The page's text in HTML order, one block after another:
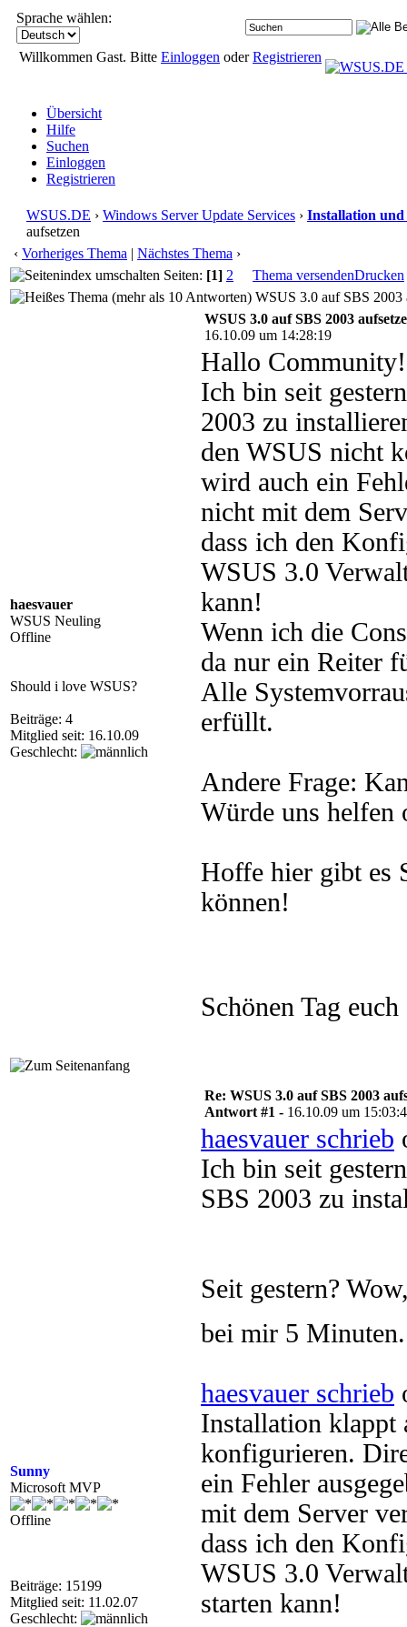
Sprache wählen:
Willkommen Gast. Bitte Einloggen oderRegistrieren
Übersicht
Hilfe
Suchen
Einloggen
Registrieren
WSUS.DE › Windows Server Update Services › Installation
aufsetzen
‹ Vorheriges Thema | Nächstes Thema ›
Seiten: [1] 2 Thema versendenDrucken
WSUS 3.0 auf SBS 2003
haesvauer
WSUS Neuling
Offline
Should i love WSUS?
Beiträge: 4
Mitglied seit: 16.10.09
Geschlecht:
WSUS 3.0 auf SBS 2003
16.10.09 um 14:28:19
Hallo Community!
Ich bin seit
2003 zu
den WSUS nicht
wird auch ein
nicht mit dem
dass ich den
WSUS 3.0
kann!
Wenn ich die
da nur ein Reiter
Alle
erfüllt.
Andere Frage:
Würde uns helfen
Hoffe hier gibt es
können!
Schönen Tag
Sunny
Microsoft MVP
Offline
Beiträge: 15199
Mitglied seit: 11.02.07
Geschlecht:
Re: WSUS 3.0 auf SBS 2003
Antwort #1 - 16.10.09 um
haesvauer schrieb
Ich bin seit
SBS 2003 zu
Seit gestern?
bei mir 5
haesvauer schrieb
Installation klappt
konfigurieren.
ein Fehler
mit dem Server
dass ich den
WSUS 3.0
starten kann!